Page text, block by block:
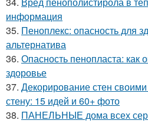
информация
35. Пеноплекс: опасность для
альтернатива
36. Опасность пенопласта: как
здоровье
37. Декорирование стен
стену: 15 идей и 60+ фото
38. ПАНЕЛЬНЫЕ дома всех